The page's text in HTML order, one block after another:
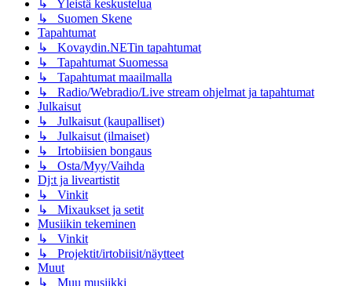
↳ Yleistä keskustelua
↳ Suomen Skene
Tapahtumat
↳ Kovaydin.NETin tapahtumat
↳ Tapahtumat Suomessa
↳ Tapahtumat maailmalla
↳ Radio/Webradio/Live stream ohjelmat ja tapahtumat
Julkaisut
↳ Julkaisut (kaupalliset)
↳ Julkaisut (ilmaiset)
↳ Irtobiisien bongaus
↳ Osta/Myy/Vaihda
Dj:t ja liveartistit
↳ Vinkit
↳ Mixaukset ja setit
Musiikin tekeminen
↳ Vinkit
↳ Projektit/irtobiisit/näytteet
Muut
↳ Muu musiikki